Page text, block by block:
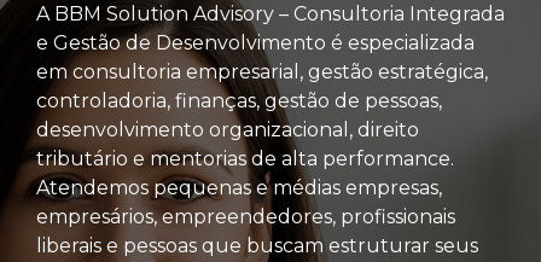
A BBM Solution Advisory – Consultoria Integrada
e Gestão de Desenvolvimento é especializada
em consultoria empresarial, gestão estratégica,
controladoria, finanças, gestão de pessoas,
desenvolvimento organizacional, direito
tributário e mentorias de alta performance.
Atendemos pequenas e médias empresas,
empresários, empreendedores, profissionais
liberais e pessoas que buscam estruturar seus